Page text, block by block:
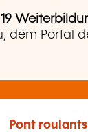
19
dem Portal
Pont